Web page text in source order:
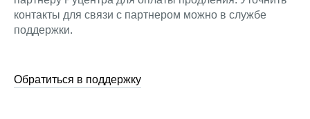
контакты для связи с партнером можно в службе
поддержки.
Обратиться в поддержку